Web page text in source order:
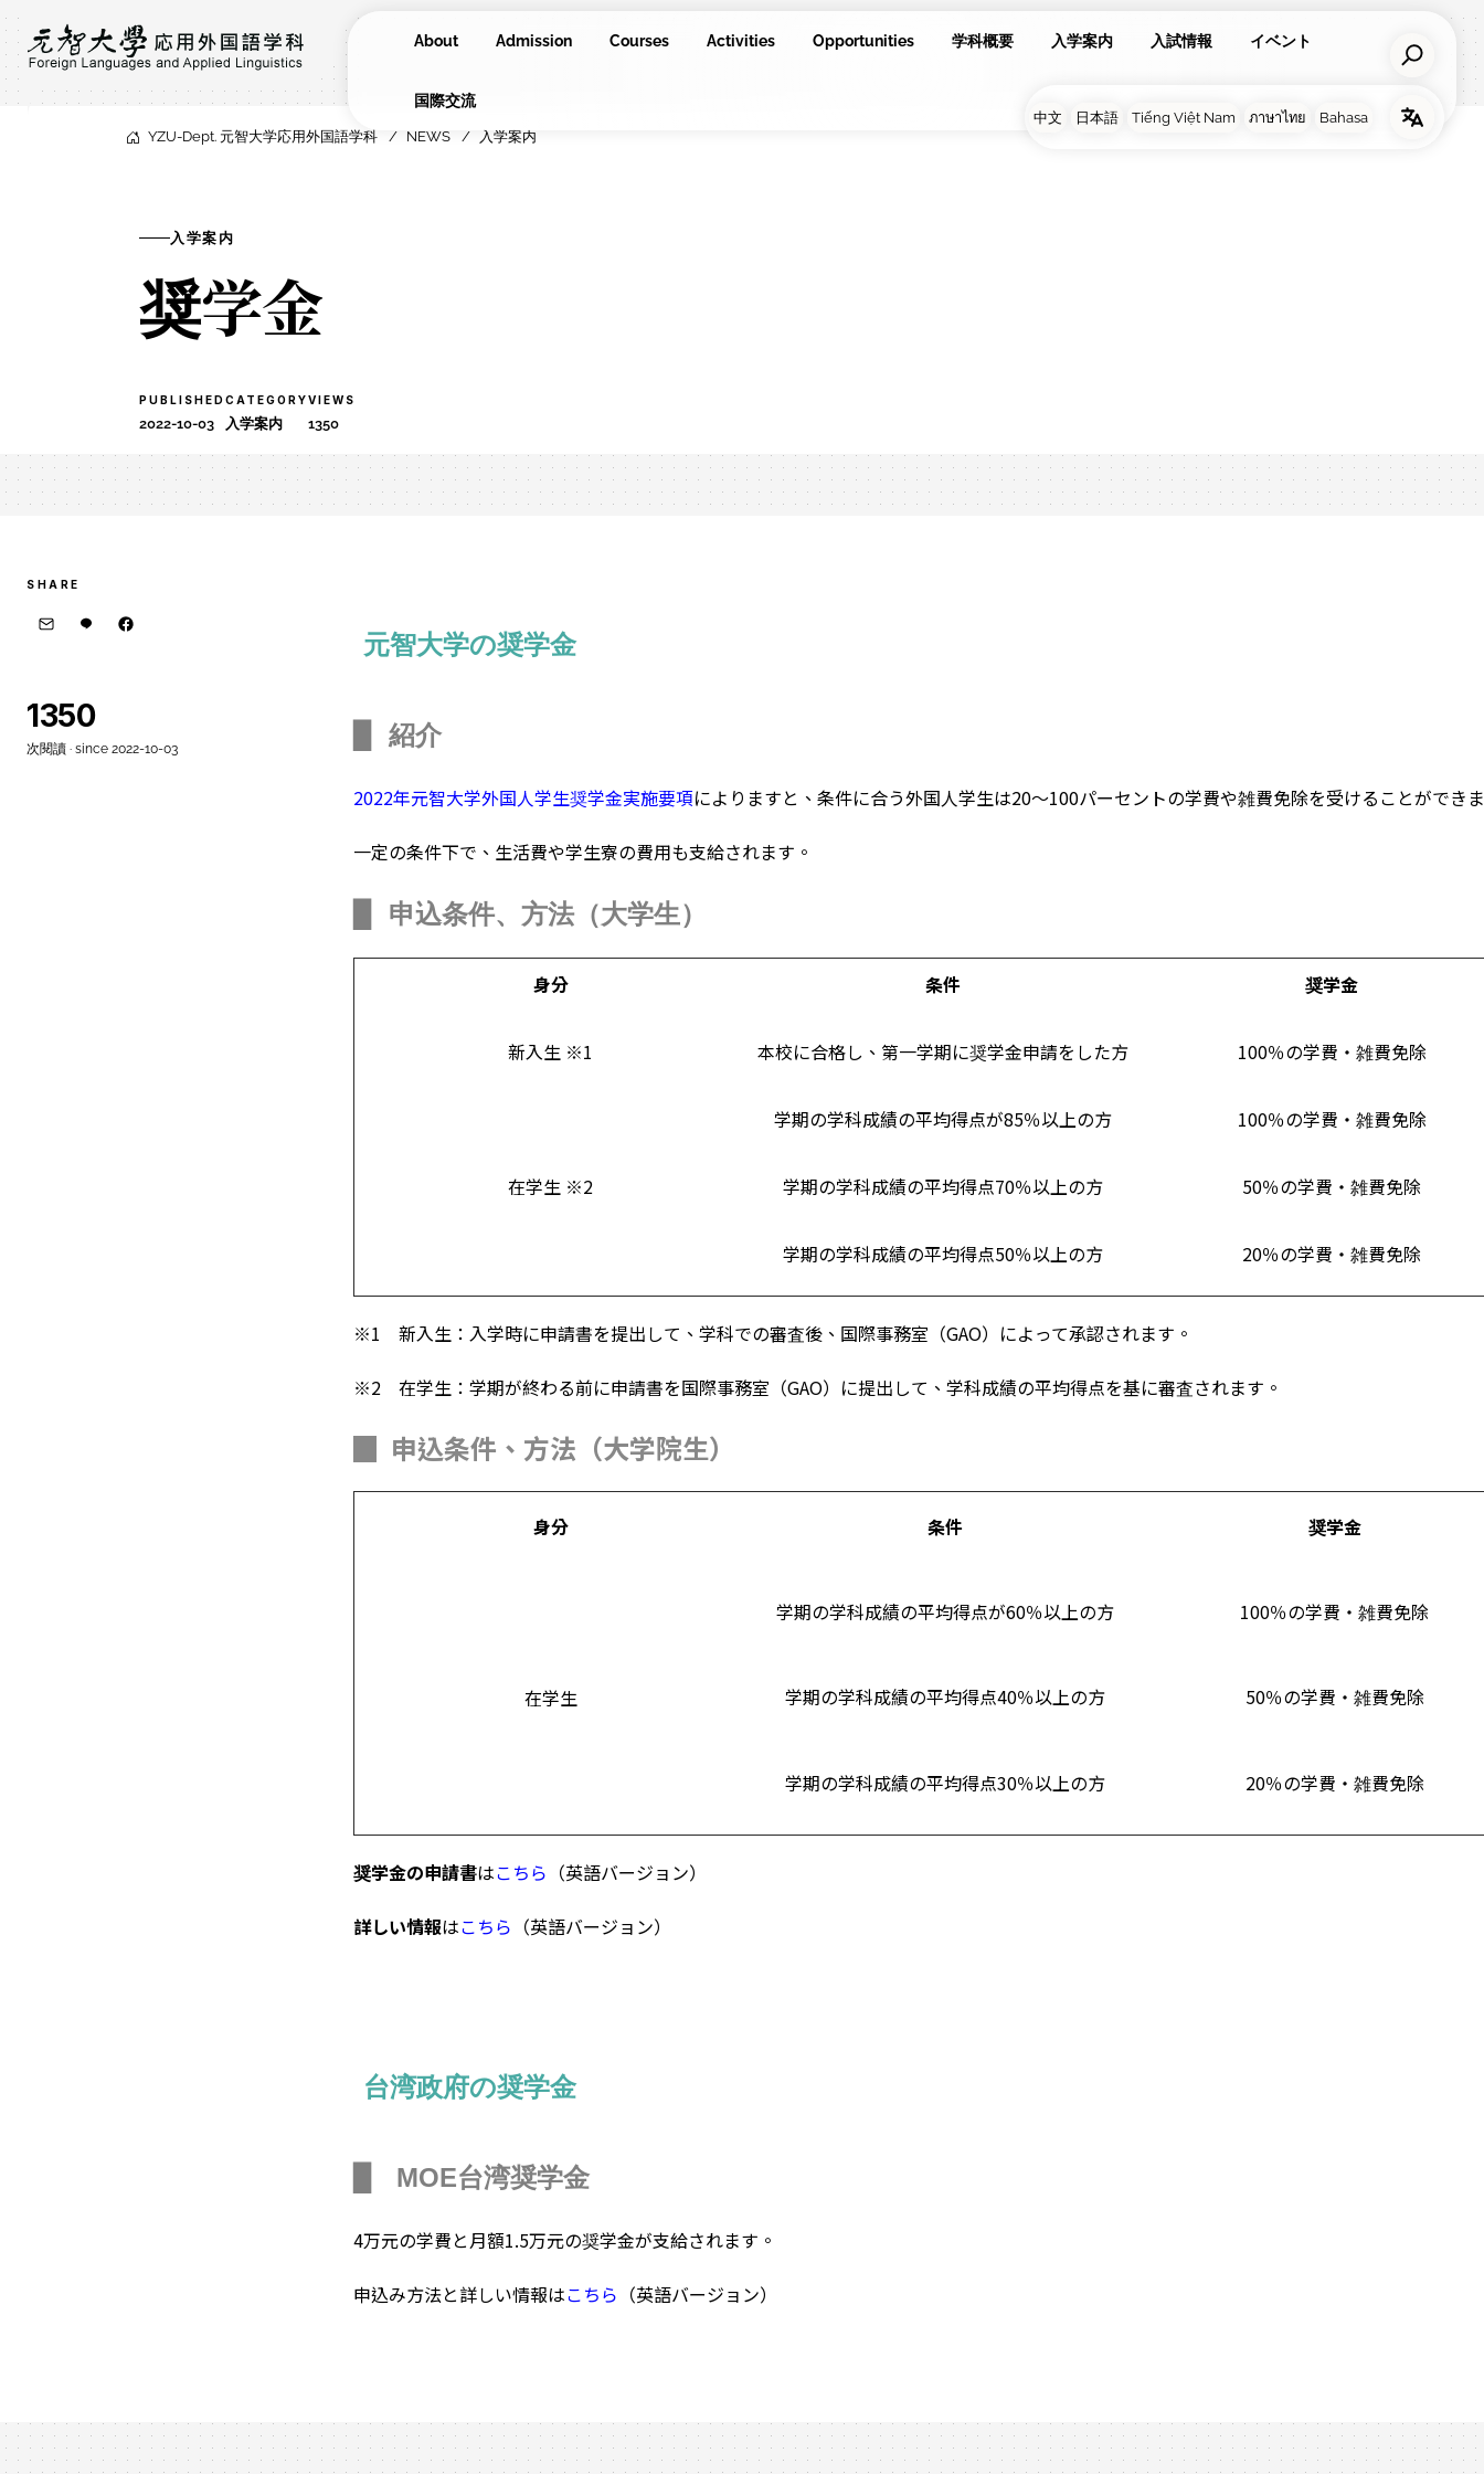
About Admission Courses Activities Opportunities 学科概要 入学案内 入試情報 イベント
​国際交流
YZU-Dept. 元智大学応用外国語学科 NEWS 入学案内
入学案内
奨学金
PUBLISHED
2022-10-03
CATEGORY
入学案内
VIEWS
1350
SHARE
1350
次閱讀 · since 2022-10-03
元智大学の奨学金
紹介
2022年元智大学外国人学生奨学金実施要項によりますと、条件に合う外国人学生は20～100パーセントの学費や雑費免除を受けることができ
一定の条件下で、生活費や学生寮の費用も支給されます。
申込条件、方法（大学生）
身分 条件 奨学金
新入生 ※1 本校に合格し、第一学期に奨学金申請をした方 100％の学費・雑費免除
在学生 ※2
学期の学科成績の平均得点が85％以上の方 100％の学費・雑費免除
学期の学科成績の平均得点70％以上の方 50％の学費・雑費免除
学期の学科成績の平均得点50％以上の方 20％の学費・雑費免除
※1 新入生：入学時に申請書を提出して、学科での審査後、国際事務室（GAO）によって承認されます。
※2 在学生：学期が終わる前に申請書を国際事務室（GAO）に提出して、学科成績の平均得点を基に審査されます。
▉ 申込条件、方法（大学院生）
身分 条件 奨学金
在学生
学期の学科成績の平均得点が60％以上の方 100％の学費・雑費免除
学期の学科成績の平均得点40％以上の方 50％の学費・雑費免除
学期の学科成績の平均得点30％以上の方 20％の学費・雑費免除
奨学金の申請書はこちら （英語バージョン）
詳しい情報はこちら （英語バージョン）
台湾政府の奨学金
MOE台湾奨学金
4万元の学費と月額1.5万元の奨学金が支給されます。
申込み方法と詳しい情報はこちら （英語バージョン）